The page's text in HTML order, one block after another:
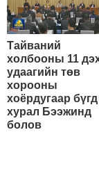
Тайваний
холбооны 11
удаагийн төв
хорооны
хоёрдугаар бүгд
хурал Бээжинд
болов